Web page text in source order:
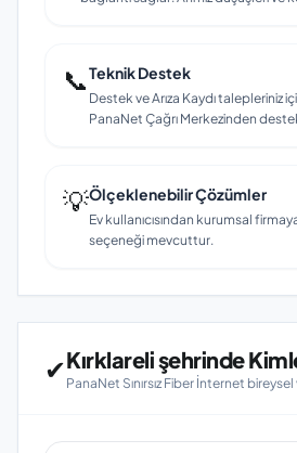
📞Teknik Destek
Destek ve Arıza Kaydı
PanaNet Çağrı Merkezinden
💡Ölçeklenebilir Çözümler
Ev kullanıcısından kurumsal
seçeneği mevcuttur.
✔Kırklareli şehrinde
PanaNet Sınırsız Fiber İnternet